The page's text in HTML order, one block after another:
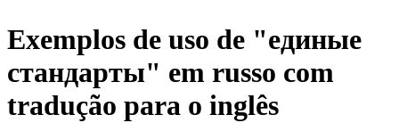
Exemplos de uso de "единые
стандарты" em russo com
tradução para o inglês